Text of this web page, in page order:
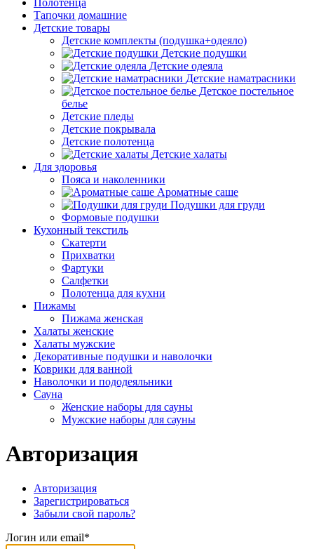
Полотенца
Тапочки домашние
Детские товары
Детские комплекты (подушка+одеяло)
Детские подушки
Детские одеяла
Детские наматрасники
Детское постельное
белье
Детские пледы
Детские покрывала
Детские полотенца
Детские халаты
Для здоровья
Пояса и наколенники
Ароматные саше
Подушки для груди
Формовые подушки
Кухонный текстиль
Скатерти
Прихватки
Фартуки
Салфетки
Полотенца для кухни
Пижамы
Пижама женская
Халаты женские
Халаты мужские
Декоративные подушки и наволочки
Коврики для ванной
Наволочки и пододеяльники
Сауна
Женские наборы для сауны
Мужские наборы для сауны
Авторизация
Авторизация
Зарегистрироваться
Забыли свой пароль?
Логин или email*